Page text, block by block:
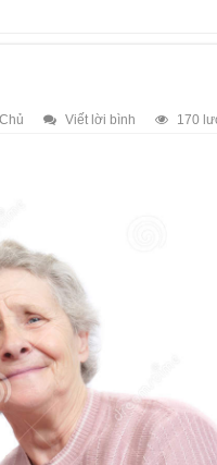
Viết lời bình 170